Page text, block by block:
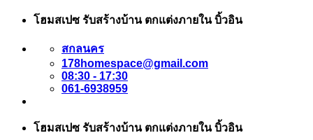
ข้าม
โฮมสเปซ รับสร้างบ้าน ตกแต่งภายใน บิ้วอิน
สกลนคร
178homespace@gmail.com
08:30 - 17:30
061-6938959
โฮมสเปซ รับสร้างบ้าน ตกแต่งภายใน บิ้วอิน